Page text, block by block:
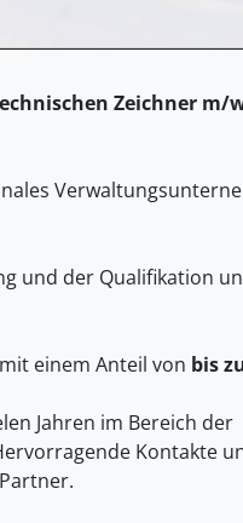
Zeichner m/
und der Qualifikation
mit einem Anteil von bis
Jahren im Bereich der
Kontakte